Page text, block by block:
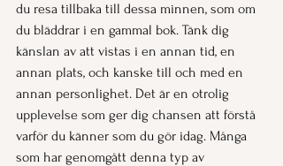
du resa tillbaka till dessa minnen, som om
du bläddrar i en gammal bok. Tänk dig
känslan av att vistas i en annan tid, en
annan plats, och kanske till och med en
annan personlighet. Det är en otrolig
upplevelse som ger dig chansen att förstå
varför du känner som du gör idag. Många
som har genomgått denna typ av